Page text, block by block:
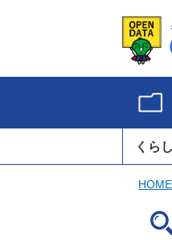
くら
HOME